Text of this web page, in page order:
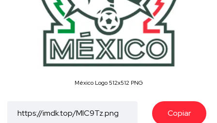
México Logo 512x512 PNG
Copiar